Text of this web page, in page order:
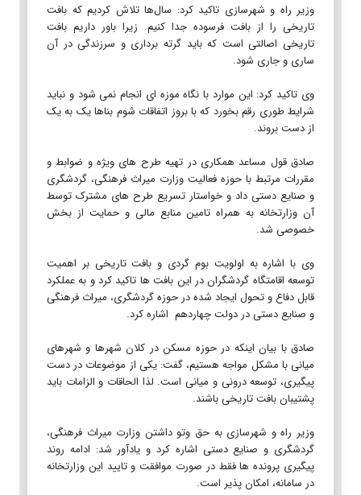
وزیر راه و شهرسازی تاکید کرد: سال‌ها تلاش کردیم که بافت
تاریخی را از بافت فرسوده جدا کنیم. زیرا باور داریم بافت
تاریخی اصالتی است که باید گرته برداری و سرزندگی در آن
ساری و جاری شود.
وی تاکید کرد: این موارد با نگاه موزه ای انجام نمی شود و نباید
شرایط طوری رقم بخورد که با بروز اتفاقات شوم بناها یک به یک
از دست بروند.
صادق قول مساعد همکاری در تهیه طرح های ویژه و ضوابط و
مقررات مرتبط با حوزه فعالیت وزارت میراث فرهنگی، گردشگری
و صنایع دستی داد و خواستار تسریع طرح های مشترک توسط
آن وزارتخانه به همراه تامین منابع مالی و حمایت از بخش
خصوصی شد.
وی با اشاره به اولویت بوم گردی و بافت تاریخی بر اهمیت
توسعه اقامتگاه گردشگران در این بافت ها تاکید کرد و به عملکرد
قابل دفاع و تحول ایجاد شده در حوزه گردشگری، میراث فرهنگی
و صنایع دستی در دولت چهاردهم اشاره کرد.
صادق با بیان اینکه در حوزه مسکن در کلان شهرها و شهرهای
میانی با مشکل مواجه هستیم، گفت: یکی از موضوعات در دست
پیگیری، توسعه درونی و میانی است. لذا الحاقات و الزامات باید
پشتیبان بافت تاریخی باشند.
وزیر راه و شهرسازی به حق وتو داشتن وزارت میراث فرهنگی،
گردشگری و صنایع دستی اشاره کرد و یادآور شد: ادامه روند
پیگیری پرونده ها فقط در صورت موافقت و تایید این وزارتخانه
در سامانه، امکان پذیر است.